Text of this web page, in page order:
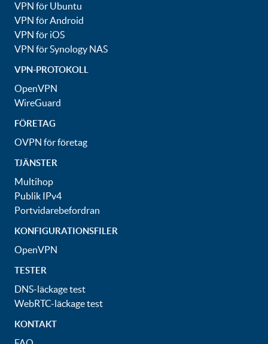
VPN för Ubuntu
VPN för Android
VPN för iOS
VPN för Synology NAS
VPN-PROTOKOLL
OpenVPN
WireGuard
FÖRETAG
OVPN för företag
TJÄNSTER
Multihop
Publik IPv4
Portvidarebefordran
KONFIGURATIONSFILER
OpenVPN
TESTER
DNS-läckage test
WebRTC-läckage test
KONTAKT